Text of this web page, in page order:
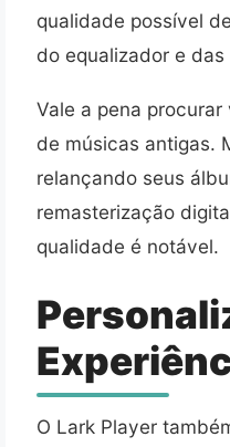
qualidade possível
do equalizador e
Vale a pena
de músicas antigas.
relançando seus
remasterização
qualidade é notável.
O Lark Player